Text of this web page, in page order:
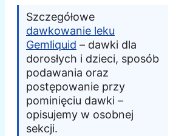
Szczegółowe
dawkowanie leku
Gemliquid – dawki dla
dorosłych i dzieci, sposób
podawania oraz
postępowanie przy
pominięciu dawki –
opisujemy w osobnej
sekcji.